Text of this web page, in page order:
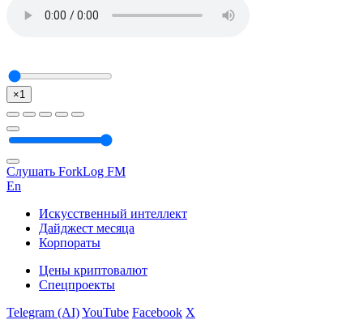
×1
Слушать ForkLog FM
En
Искусственный интеллект
Дайджест месяца
Корпораты
Цены криптовалют
Спецпроекты
Telegram (AI)YouTube Facebook X